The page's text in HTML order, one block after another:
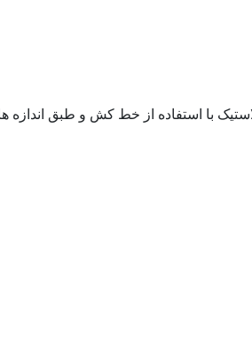
با استفاده از خط کش و طبق اندازه